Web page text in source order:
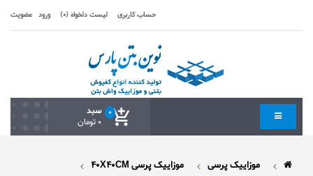
حساب کاربری لیست دلخواه (0) ورود عضویت
سبد 0
0 تومان
موزاییک پرسی
موزاییک پرسی 40X40CM